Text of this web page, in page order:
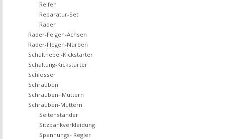
Reifen
Reparatur-Set
Räder
Räder-Felgen-Achsen
Räder-Flegen-Narben
Schalthebel-Kickstarter
Schaltung-Kickstarter
Schlösser
Schrauben
Schrauben+Muttern
Schrauben-Muttern
Seitenständer
Sitzbankverkleidung
Spannungs- Regler